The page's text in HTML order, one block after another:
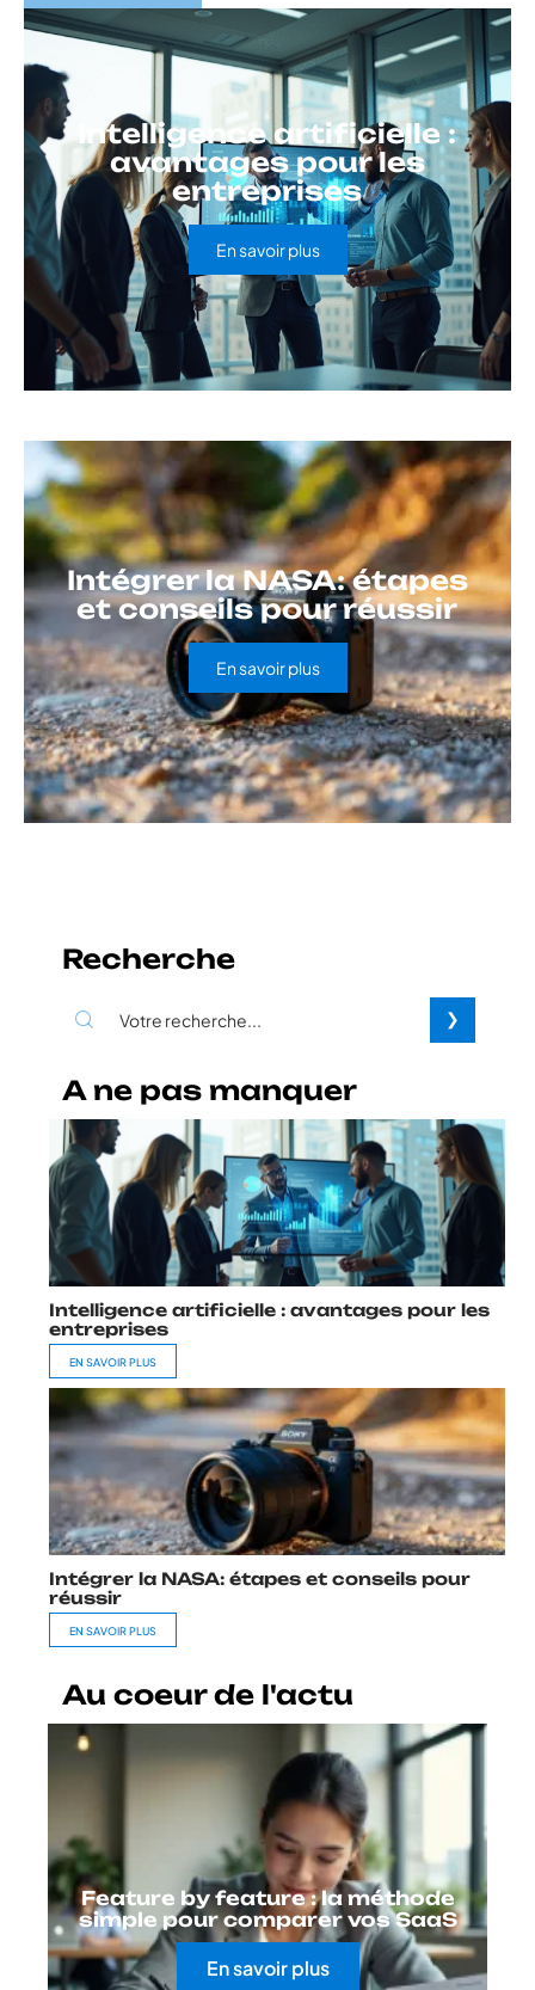
Intelligence artificielle :
avantages pour les
entreprises
En savoir plus
Intégrer la NASA: étapes
et conseils pour réussir
En savoir plus
Recherche
A ne pas manquer
Intelligence artificielle : avantages pour les
entreprises
EN SAVOIR PLUS
Intégrer la NASA: étapes et conseils pour
réussir
EN SAVOIR PLUS
Au coeur de l'actu
Feature by feature : la méthode
simple pour comparer vos SaaS
En savoir plus